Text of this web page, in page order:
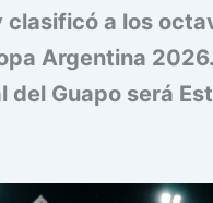
clasificó a los
Argentina
del Guapo será